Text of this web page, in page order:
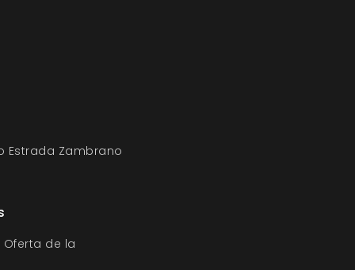
Estrada Zambrano
de la